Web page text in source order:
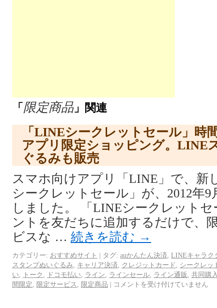
「 限定商品」関連
「LINEシークレットセール」時
アプリ限定ショッピング。LINE
ぐるみも販売
スマホ向けアプリ「LINE」で、新
シークレットセール」が、2012年
しました。 「LINEシークレット
ントを友だちに追加するだけで、
ビスな … 続きを読む →
カテゴリー: おすすめサイト | タグ: auかんたん決済 LINEキャラク
スタンプぬいぐるみ
キャリア決済 クレジットカード
シークレッ
い
トーク ドコモ払い ライン ラインセール ライン通販
共同購
間限定
限定サービス 限定商品 | コメントを受け付けていません